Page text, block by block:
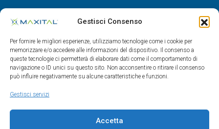
Gestisci Consenso
Per fornire le migliori esperienze, utilizziamo tecnologie come i cookie per
memorizzare e/o accedere alle informazioni del dispositivo. Il consenso a
queste tecnologie ci permetterà di elaborare dati come il comportamento di
navigazione o ID unici su questo sito. Non acconsentire o ritirare il consenso
può influire negativamente su alcune caratteristiche e funzioni.
Gestisci servizi
Accetta
Contatti
08.30 - 12.30 / 14 - 18
0522/909701
0522/909748